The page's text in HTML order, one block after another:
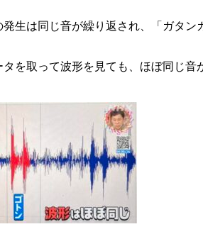
生は同じ音が繰り返され、「ガタン
を取って波形を見ても、ほぼ同じ音